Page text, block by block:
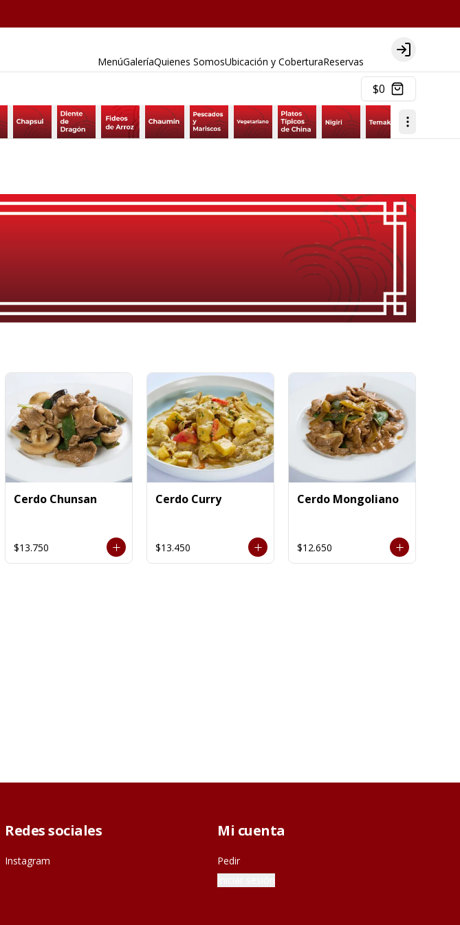
MenúGaleríaQuienes SomosUbicación y CoberturaReservas Login
$0
Cerdo Chunsan
$13.750
Cerdo Curry
$13.450
Cerdo Mongoliano
$12.650
Redes sociales
Instagram
Mi cuenta
Pedir